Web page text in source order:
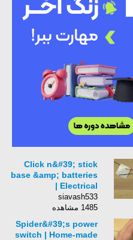
Click n&#39; stick
base &amp; batteries
| Electrical
engineering | Khan
Academy
siavash533
1485 مشاهده
Spider&#39;s power
switch | Home-made